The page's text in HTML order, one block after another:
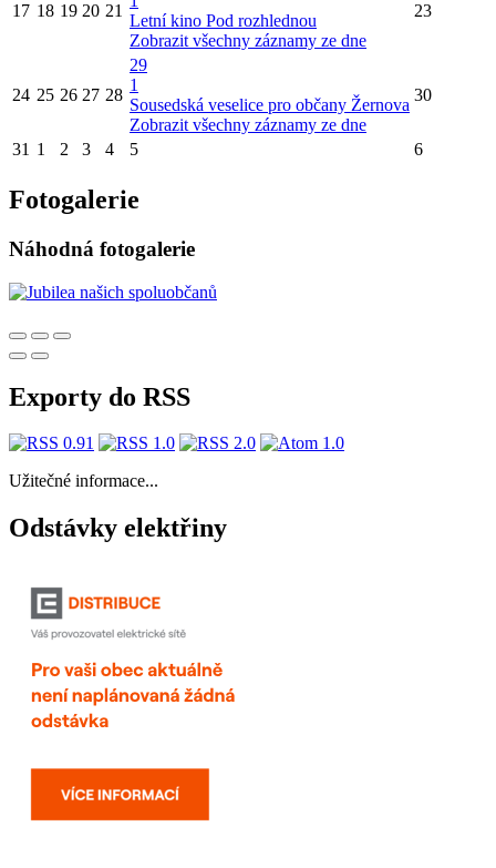
17 18 19 20 21
Letní kino Pod rozhlednou
Zobrazit všechny záznamy ze dne
23
24 25 26 27 28
29
1
Sousedská veselice pro občany Žernova
Zobrazit všechny záznamy ze dne
30
31 1 2 3 4 5 6
Fotogalerie
Náhodná fotogalerie
Exporty do RSS
Užitečné informace...
Odstávky elektřiny